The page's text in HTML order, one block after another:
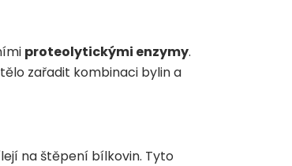
proteolytickými enzymy.
zařadit kombinaci bylin a
na štěpení bílkovin. Tyto